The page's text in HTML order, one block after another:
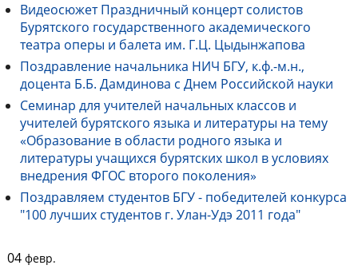
Видеосюжет Праздничный концерт солистов
Бурятского государственного академического
театра оперы и балета им. Г.Ц. Цыдынжапова
Поздравление начальника НИЧ БГУ, к.ф.-м.н.,
доцента Б.Б. Дамдинова с Днем Российской науки
Семинар для учителей начальных классов и
учителей бурятского языка и литературы на тему
«Образование в области родного языка и
литературы учащихся бурятских школ в условиях
внедрения ФГОС второго поколения»
Поздравляем студентов БГУ - победителей конкурса
"100 лучших студентов г. Улан-Удэ 2011 года"
04 февр.